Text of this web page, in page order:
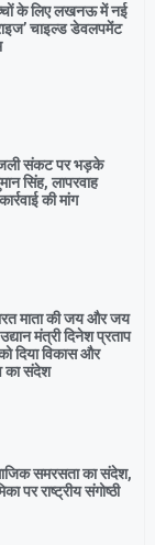
के लिए लखनऊ में नई
चाइल्ड डेवलपमेंट
संकट पर भड़के
सिंह, लापरवाह
की मांग
माता की जय और जय
मंत्री दिनेश प्रताप
दिया विकास और
का संदेश
समरसता का संदेश,
पर राष्ट्रीय संगोष्ठी